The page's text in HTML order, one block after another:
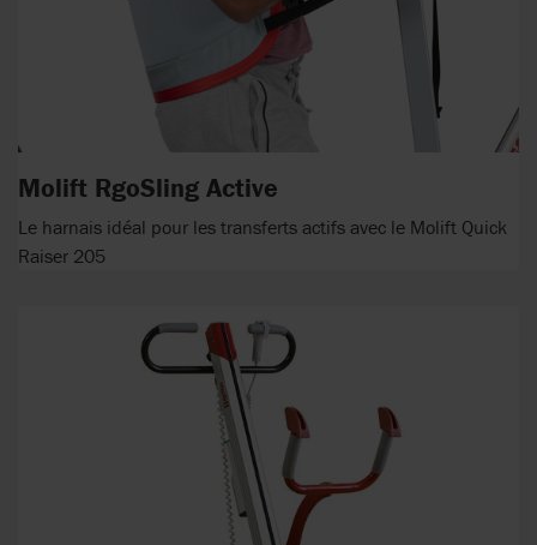
Molift RgoSling Active
Le harnais idéal pour les transferts actifs avec le Molift Quick
Raiser 205